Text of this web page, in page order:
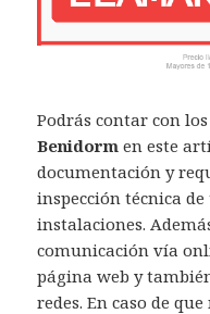
Podrás contar con
Benidormen este
documentación y
inspección técnica
instalaciones.
comunicación vía
página web y
redes. En caso de